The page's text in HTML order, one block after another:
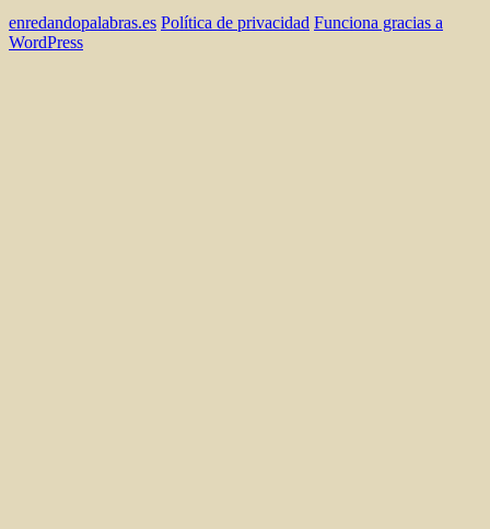
enredandopalabras.es Política de privacidad Funciona gracias a
WordPress